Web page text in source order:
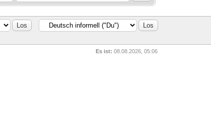
Es ist: 08.08.2026, 05:06